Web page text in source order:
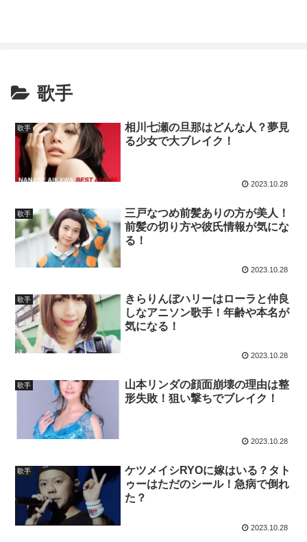
歌手
歌手
相川七瀬の旦那はどんな人？夢見
る少女で大ブレイク！
2023.10.28
歌手
三戸なつめ前髪ありの方が美人！
前髪の切り方や彼氏情報が気にな
る！
2023.10.28
歌手
きらりんぼハリーはローラと仲良
しなアニソン歌手！年齢や本名が
気になる！
2023.10.28
歌手
山本リンダの顔面崩壊の理由は整
形失敗！狙い撃ちでブレイク！
2023.10.28
歌手
ケツメイシRYOに嫁はいる？タト
ゥーはただのシール！急病で倒れ
た？
2023.10.28